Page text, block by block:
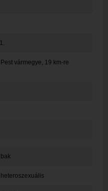
Pest vármegye, 19 km-re
bak
heteroszexuális